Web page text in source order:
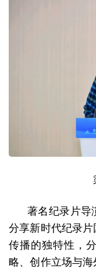
著名纪录片导
分享新时代纪录
传播的独特性，
略、创作立场与